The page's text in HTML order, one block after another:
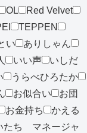
OL
Red Velvet
TEPPEN
い
ありしゃん
いい声
いしだ
うらべひろたか
お似合い
お団
お金持ち
かえる
たち マネージャ